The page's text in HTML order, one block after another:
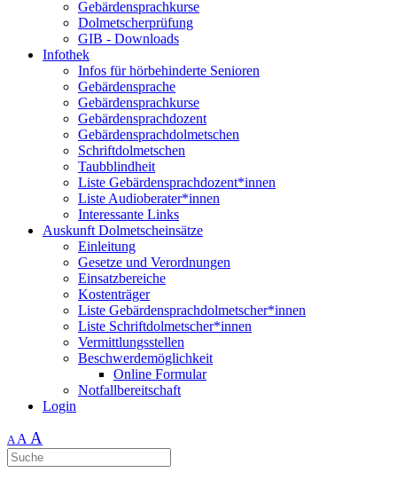
Gebärdensprachkurse
Dolmetscherprüfung
GIB - Downloads
Infothek
Infos für hörbehinderte Senioren
Gebärdensprache
Gebärdensprachkurse
Gebärdensprachdozent
Gebärdensprachdolmetschen
Schriftdolmetschen
Taubblindheit
Liste Gebärdensprachdozent*innen
Liste Audioberater*innen
Interessante Links
Auskunft Dolmetscheinsätze
Einleitung
Gesetze und Verordnungen
Einsatzbereiche
Kostenträger
Liste Gebärdensprachdolmetscher*innen
Liste Schriftdolmetscher*innen
Vermittlungsstellen
Beschwerdemöglichkeit
Online Formular
Notfallbereitschaft
Login
AA A